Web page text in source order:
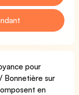
pour
Bonnetière sur
en